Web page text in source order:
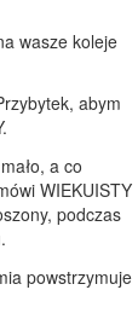
wasze koleje
abym
a co
WIEKUISTY
podczas
powstrzymuje